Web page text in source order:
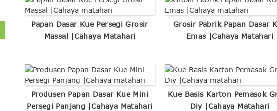
Papan Dasar Kue Persegi Grosir
Massal |Cahaya Matahari
Grosir Pabrik Papan Dasar
Emas |Cahaya Matahari
Produsen Papan Dasar Kue Mini
Persegi Panjang |Cahaya Matahari
Kue Basis Karton Pemasok
Diy |Cahaya Matahari